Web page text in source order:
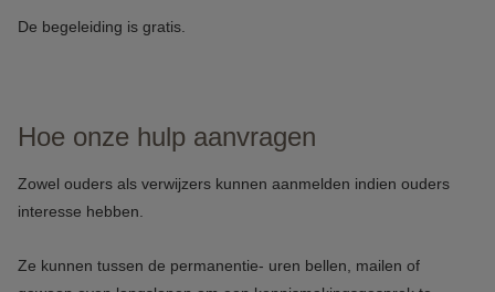
De begeleiding is gratis.
Hoe onze hulp aanvragen
Zowel ouders als verwijzers kunnen aanmelden indien ouders
interesse hebben.
Ze kunnen tussen de permanentie- uren bellen, mailen of